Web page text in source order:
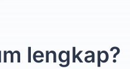
lengkap?